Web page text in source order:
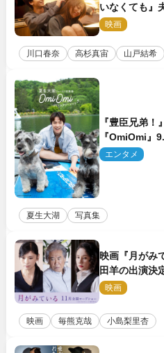
いなくても』
写真公開
映画
川口春奈 高杉真宙 山戸結希
『豊臣兄弟
『OmiOmi』
エンタメ
夏生大湖 写真集
映画『月がみ
田羊の出演決
を演じる
映画
映画 毎熊克哉 小島梨里杏